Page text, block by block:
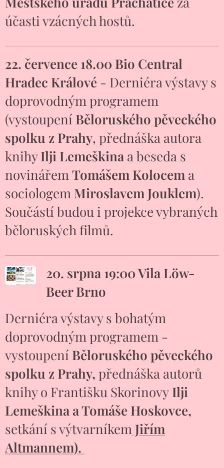
účasti vzácných hostů.
22. července 18.00 Bio Central
Hradec Králové - Derniéra výstavy s
doprovodným programem
(vystoupení Běloruského pěveckého
spolku z Prahy, přednáška autora
knihyIlji Lemeškina a beseda s
novinářemTomášem Kolocem a
sociologem Miroslavem Jouklem).
Součástí budou i projekce vybraných
běloruských filmů.
20. srpna 19:00 Vila Löw-
Beer Brno
Derniéra výstavy s bohatým
doprovodným programem -
vystoupení Běloruského pěveckého
spolku z Prahy, přednáška autorů
knihy o Františku Skorinovy Ilji
Lemeškina a Tomáše Hoskovce,
setkání s výtvarníkem Jiřím
Altmannem).